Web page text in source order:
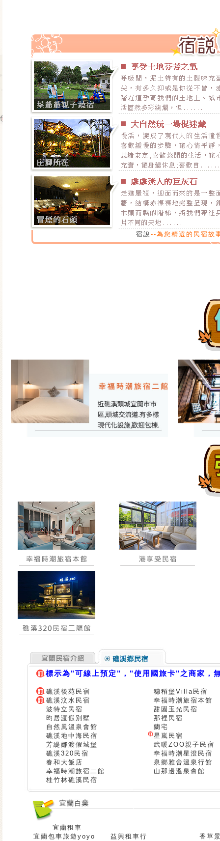
宿說--為您精選的民宿故
標示為"可線上預定"，"使用國旅卡"之商家，
礁溪後苑民宿
礁溪汶水民宿
波特立民宿
昀居渡假別墅
自然風溫泉會館
礁溪地中海民宿
芳緹娜渡假城堡
礁溪320民宿
春和大飯店
幸福時潮旅宿二館
桂竹林礁溪民宿
穗稻堡Villa民宿
幸福時潮旅宿本館
甜園玉光民宿
那裡民宿
蘭宅
星嵐民宿
武暖ZOO親子民宿
幸福時潮星澄民宿
泉鄉雅舍溫泉行館
山那邊溫泉會館
宜蘭租車
宜蘭包車旅遊yoyo
益興租車行 香草